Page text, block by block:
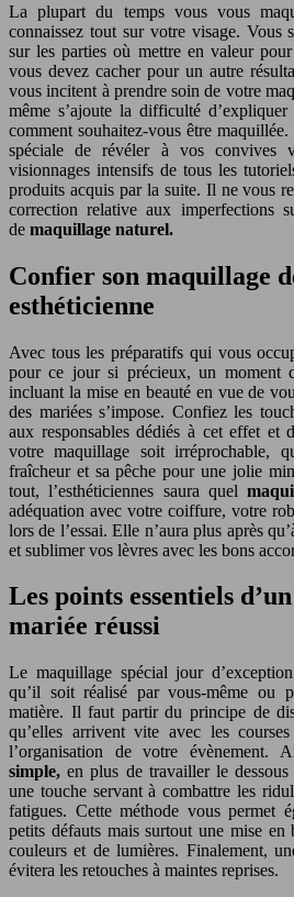
La plupart du temps vous vous
connaissez tout sur votre visage. Vous
sur les parties où mettre en valeur
vous devez cacher pour un autre
vous incitent à prendre soin de votre
même s’ajoute la difficulté
comment souhaitez-vous être
spéciale de révéler à vos convives
visionnages intensifs de tous les
produits acquis par la suite. Il ne vous
correction relative aux imperfections
de maquillage naturel.
Confier son maquillage
esthéticienne
Avec tous les préparatifs qui vous
pour ce jour si précieux, un moment
incluant la mise en beauté en vue de
des mariées s’impose. Confiez les
aux responsables dédiés à cet effet et
votre maquillage soit irréprochable,
fraîcheur et sa pêche pour une jolie
tout, l’esthéticiennes saura quel
adéquation avec votre coiffure, votre
lors de l’essai. Elle n’aura plus après
et sublimer vos lèvres avec les bons
Les points essentiels
mariée réussi
Le maquillage spécial jour
qu’il soit réalisé par vous-même ou
matière. Il faut partir du principe de
qu’elles arrivent vite avec les
l’organisation de votre évènement.
simple, en plus de travailler le
une touche servant à combattre les
fatigues. Cette méthode vous permet
petits défauts mais surtout une mise en
couleurs et de lumières. Finalement,
évitera les retouches à maintes reprises.